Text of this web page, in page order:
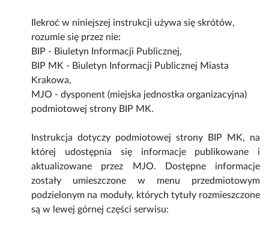
Ilekroć w niniejszej instrukcji używa się skrótów,
rozumie się przez nie:
BIP - Biuletyn Informacji Publicznej,
BIP MK - Biuletyn Informacji Publicznej Miasta
Krakowa,
MJO - dysponent (miejska jednostka organizacyjna)
podmiotowej strony BIP MK.
Instrukcja dotyczy podmiotowej strony BIP MK, na
której udostępnia się informacje publikowane i
aktualizowane przez MJO. Dostępne informacje
zostały umieszczone w menu przedmiotowym
podzielonym na moduły, których tytuły rozmieszczone
są w lewej górnej części serwisu: